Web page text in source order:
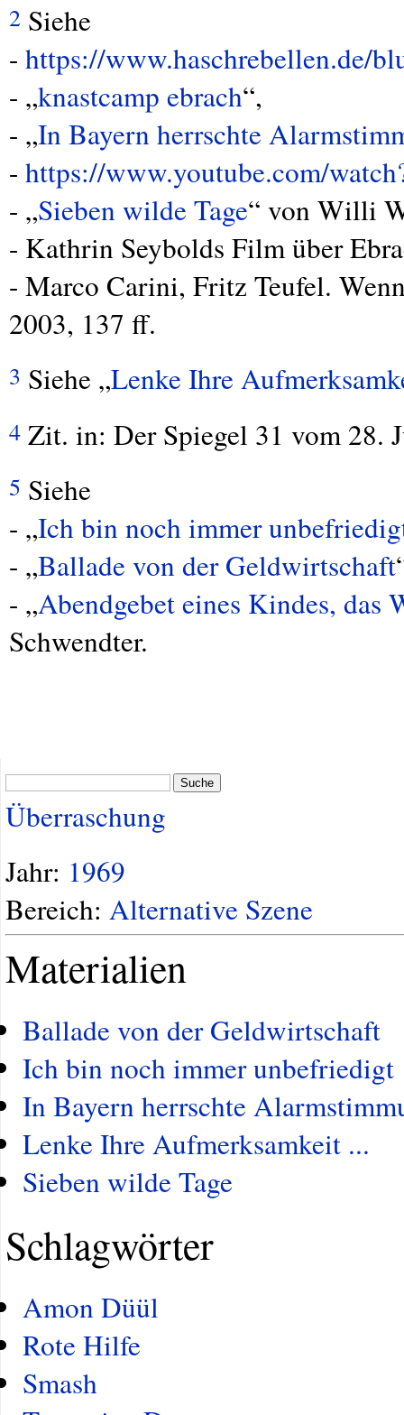
2 Siehe
- https://www.haschrebellen.de/
- „knastcamp ebrach“,
- „In Bayern herrschte
- https://www.youtube.com/
- „Sieben wilde Tage“ von Willi
- Kathrin Seybolds Film über
- Marco Carini, Fritz Teufel.
2003, 137 ff.
3 Siehe „Lenke Ihre
4 Zit. in: Der Spiegel 31 vom 28.
5 Siehe
- „Ich bin noch immer
- „Ballade von der Geldwirtschaft
- „Abendgebet eines Kindes, das
Schwendter.
Suche
Überraschung
Jahr: 1969
Bereich: Alternative Szene
Materialien
Ballade von der Geldwirtschaft
Ich bin noch immer unbefriedigt
In Bayern herrschte
Lenke Ihre Aufmerksamkeit ...
Sieben wilde Tage
Schlagwörter
Amon Düül
Rote Hilfe
Smash